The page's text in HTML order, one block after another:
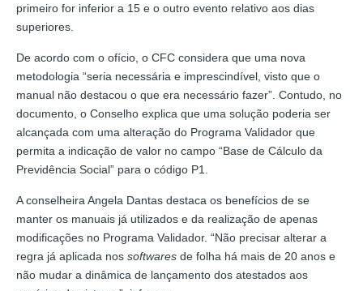
primeiro for inferior a 15 e o outro evento relativo aos dias
superiores.
De acordo com o ofício, o CFC considera que uma nova
metodologia “seria necessária e imprescindível, visto que o
manual não destacou o que era necessário fazer”. Contudo, no
documento, o Conselho explica que uma solução poderia ser
alcançada com uma alteração do Programa Validador que
permita a indicação de valor no campo “Base de Cálculo da
Previdência Social” para o código P1.
A conselheira Angela Dantas destaca os benefícios de se
manter os manuais já utilizados e da realização de apenas
modificações no Programa Validador. “Não precisar alterar a
regra já aplicada nos softwares de folha há mais de 20 anos e
não mudar a dinâmica de lançamento dos atestados aos